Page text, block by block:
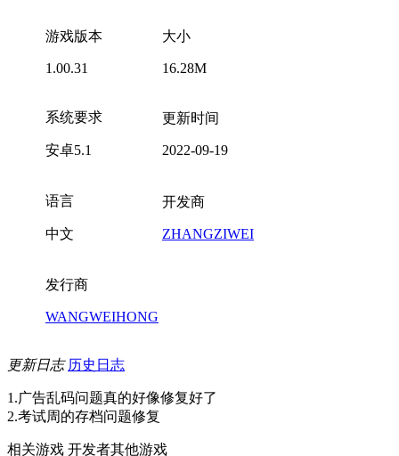
游戏版本
1.00.31
大小
16.28M
系统要求
安卓5.1
更新时间
2022-09-19
语言
中文
开发商
ZHANGZIWEI
发行商
WANGWEIHONG
更新日志 历史日志
1.广告乱码问题真的好像修复好了
2.考试周的存档问题修复
相关游戏 开发者其他游戏